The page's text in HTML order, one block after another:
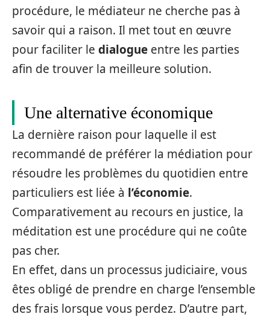
procédure, le médiateur ne cherche pas à
savoir qui a raison. Il met tout en œuvre
pour faciliter le dialogue entre les parties
afin de trouver la meilleure solution.
Une alternative économique
La dernière raison pour laquelle il est
recommandé de préférer la médiation pour
résoudre les problèmes du quotidien entre
particuliers est liée à l’économie.
Comparativement au recours en justice, la
méditation est une procédure qui ne coûte
pas cher.
En effet, dans un processus judiciaire, vous
êtes obligé de prendre en charge l’ensemble
des frais lorsque vous perdez. D’autre part,